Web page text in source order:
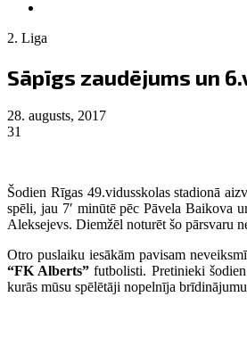
2. Liga
Sāpīgs zaudējums un
28. augusts, 2017
31
Šodien Rīgas 49.vidusskolas stadionā
spēli, jau 7′ minūtē pēc Pāvela Baikova
Aleksejevs. Diemžēl noturēt šo pārsvaru
Otro puslaiku iesākām pavisam
“FK Alberts” futbolisti. Pretinieki
kurās mūsu spēlētāji nopelnīja